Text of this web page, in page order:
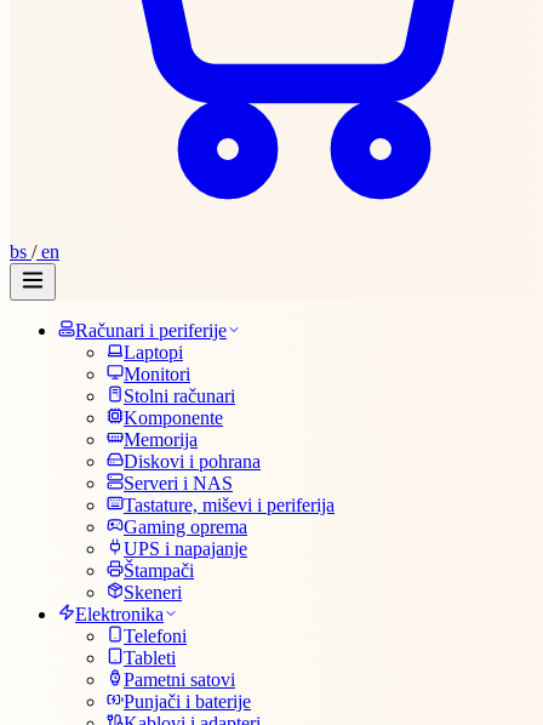
bs /en
Računari i periferije
Laptopi
Monitori
Stolni računari
Komponente
Memorija
Diskovi i pohrana
Serveri i NAS
Tastature, miševi i periferija
Gaming oprema
UPS i napajanje
Štampači
Skeneri
Elektronika
Telefoni
Tableti
Pametni satovi
Punjači i baterije